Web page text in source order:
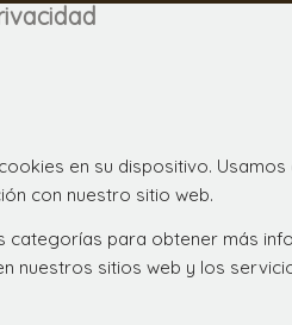
en su dispositivo.
con nuestro sitio web.
categorías para obtener más
nuestros sitios web y los